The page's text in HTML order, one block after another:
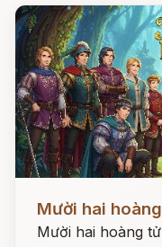
Mười hai
Mười hai hoàng